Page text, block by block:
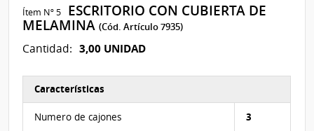
Ítem Nº 5
ESCRITORIO CON CUBIERTA DE
MELAMINA(Cód. Artículo 7935)
Cantidad: 3,00 UNIDAD
Características
Numero de cajones 3